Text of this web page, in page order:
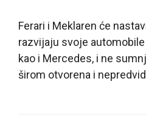
Ferari i Meklaren će
razvijaju svoje
kao i Mercedes, i ne
širom otvorena i